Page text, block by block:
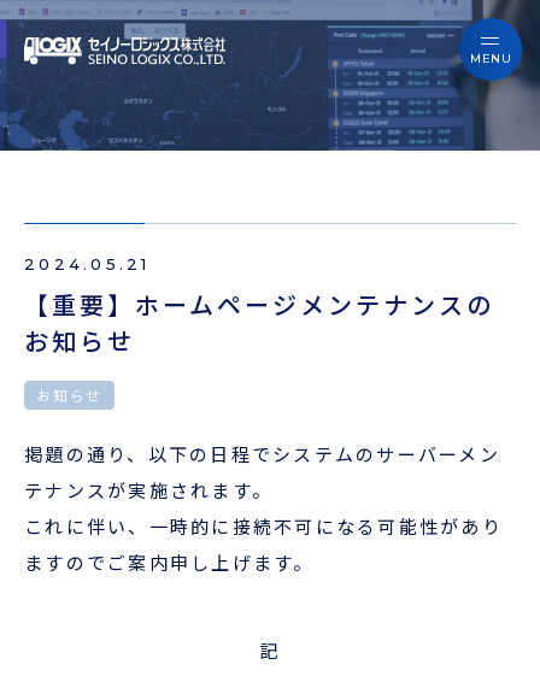
会員ログイン
本船スケジュール
ENGLISH
セイノーロジックスを知る
サービス
お役立ちブログ
よくあるご質問
ニュース
セイノーロジックスを知る
事例
お役立ちブログ
よくあるご質問
企業情報
2024.05.21
​【重要】ホームページメンテナンスの
お知らせ
お知らせ
掲題の通り、 以下の日程でシステムのサーバーメン
テナンスが実施されます。
これに伴い、 一時的に接続不可になる可能性があり
ますのでご案内申し上げ ます。
記